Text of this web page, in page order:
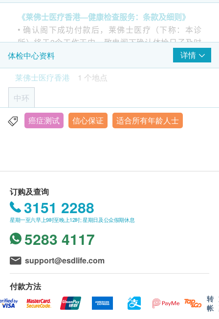
癌胚抗原 (肠癌)
癌抗原72.4(胃癌)
癌抗原 19.9 (胰脏癌)
2 基本项目
基本健康评估
血压
体质指标
身高
神经系统与反射检查
血液检查
嗜酸性粒细胞
红细胞平均血红素
红血球平均血红素浓度
单核细胞
中性粒细胞
红细胞比容
《莱佛士医疗香港—健康检查服务：条款及细则》
• 确认阁下成功付款后，莱佛士医疗（下称：本诊
所）将于3个工作天内，致电阁下确认体检日子及时
间。
• 阁下须于预约当天向本诊所职员出示身份证及订购
确认信或电邮。
• 阁下须于确认付款日期起计6 个月内进行及完成首次
咨询及化验或检查项目，逾期作废。
• 体检参加者必须年满18 岁或以上（体检欢迎任何合
符年龄人士参加，唯独长者如选择进行运动心电图测
测试。
• 女士于经期期间，不宜进行有关尿液、大便等相关
化验项目或子宫颈抹片测试。
• 子宫颈抹片测试只限曾有性经验的女士进行。
• 体检报告将于所有测试项目完成后 ，一般情况下约
7-14个工作天（不包括星期六、日及公众假期）内跟
进报告。 上述时间受个别化验项目时间或有所延长，
本中心职员将预先告知并与阁下达成共识。
• 体检前医生将为阁下进行咨询，如经医生判断不适
合进行体检项目，本诊所将收取一次医生会诊费用
体检中心资料
详情
莱佛士医疗香港
1 个地点
中环
香港中环皇后大道16-18号新世界大厦1期6楼604-5室
星期六：上午8时30分 - 下午1时正
癌症测试 信心保证 适合所有年龄人士
订购及查询
3151 2288
星期一至六早上9时至晚上12时; 星期日及公众假期休息
5283 4117
support@esdlife.com
付款方法
转
帐